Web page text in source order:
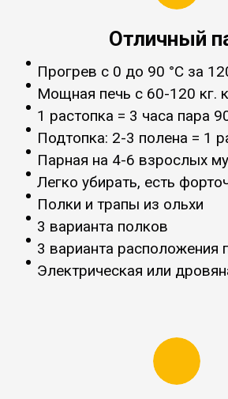
Отличный
Прогрев с 0 до 90 °C за
Мощная печь с 60-120 кг.
1 растопка = 3 часа пара
Подтопка: 2-3 полена = 1
Парная на 4-6 взрослых
Легко убирать, есть
Полки и трапы из ольхи
3 варианта полков
3 варианта расположения
Электрическая или